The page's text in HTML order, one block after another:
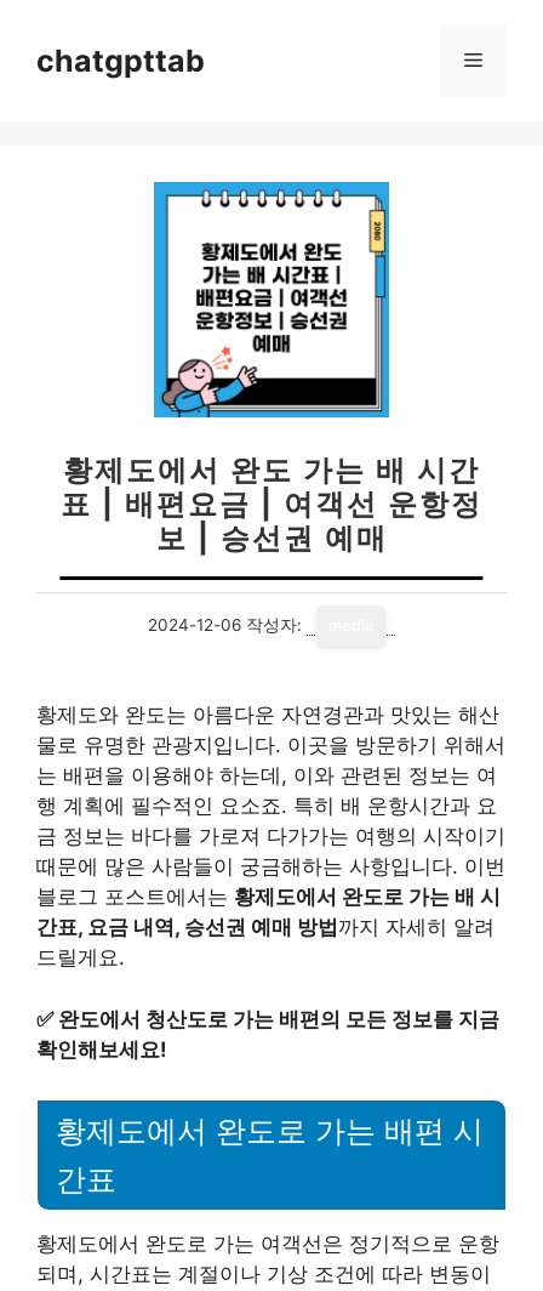
chatgpttab 메
황제도에서 완도 가는 배 시간
표 | 배편요금 | 여객선 운항정
보 | 승선권 예매
2024-12-06 작성자:
황제도와 완도는 아름다운 자연경관과 맛있는 해산
물로 유명한 관광지입니다. 이곳을 방문하기 위해서
는 배편을 이용해야 하는데, 이와 관련된 정보는 여
행 계획에 필수적인 요소죠. 특히 배 운항시간과 요
금 정보는 바다를 가로져 다가가는 여행의 시작이기
때문에 많은 사람들이 궁금해하는 사항입니다. 이번
블로그 포스트에서는 황제도에서 완도로 가는 배 시
간표, 요금 내역, 승선권 예매 방법 까지 자세히 알려
드릴게요.
✅ 완도에서 청산도로 가는 배편의 모든 정보를 지금
확인해보세요!
황제도에서 완도로 가는 배편 시
간표
황제도에서 완도로 가는 여객선은 정기적으로 운항
되며, 시간표는 계절이나 기상 조건에 따라 변동이